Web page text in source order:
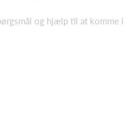
og hjælp til at komme i